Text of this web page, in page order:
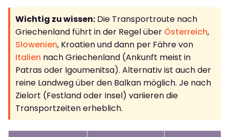
Wichtig zu wissen: Die Transportroute nach
Griechenland führt in der Regel über Österreich,
Slowenien, Kroatien und dann per Fähre von
Italien nach Griechenland (Ankunft meist in
Patras oder Igoumenitsa). Alternativ ist auch der
reine Landweg über den Balkan möglich. Je nach
Zielort (Festland oder Insel) variieren die
Transportzeiten erheblich.